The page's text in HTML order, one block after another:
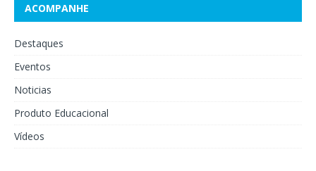
ACOMPANHE
Destaques
Eventos
Noticias
Produto Educacional
Vídeos